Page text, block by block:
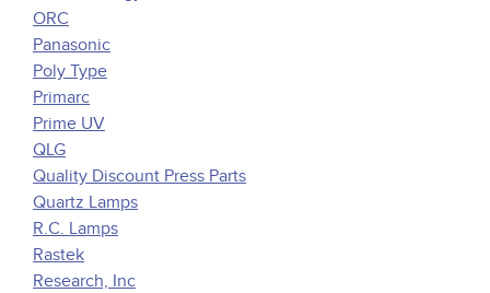
ORC
Panasonic
Poly Type
Primarc
Prime UV
QLG
Quality Discount Press Parts
Quartz Lamps
R.C. Lamps
Rastek
Research, Inc